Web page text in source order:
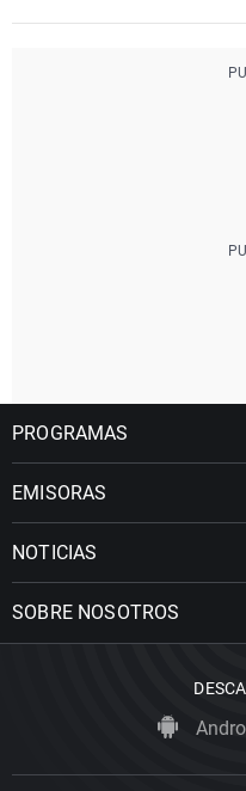
PROGRAMAS
EMISORAS
NOTICIAS
SOBRE NOSOTROS